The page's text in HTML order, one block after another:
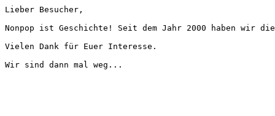
Lieber Besucher,
Nonpop ist Geschichte! Seit dem Jahr 2000 haben wir
Vielen Dank für Euer Interesse.
Wir sind dann mal weg...